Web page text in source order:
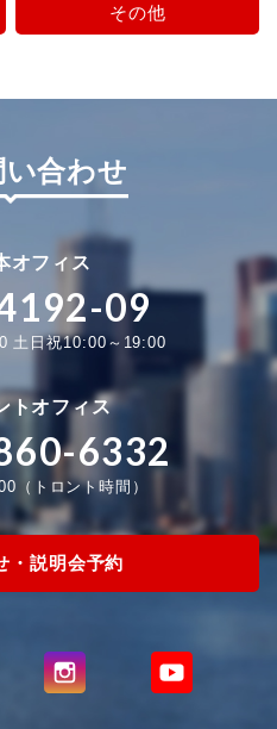
その他
い合わせ
オフィス
09
土日祝10:00～19:00
トオフィス
6332
（トロント時間）
・説明会予約